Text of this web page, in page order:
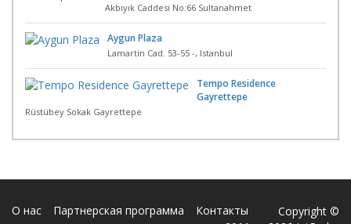
Akbıyık Caddesi No:66 Sultanahmet
Aygun Plaza
Lamartin Cad. 53-55 -, Istanbul
Tempo Residence
Gayrettepe
Rüstübey Sokak Gayrettepe
О нас Партнерская программа Контакты
Copyright ©